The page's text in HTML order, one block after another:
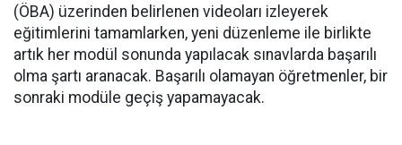
(ÖBA) üzerinden belirlenen videoları izleyerek
eğitimlerini tamamlarken, yeni düzenleme ile birlikte
artık her modül sonunda yapılacak sınavlarda başarılı
olma şartı aranacak. Başarılı olamayan öğretmenler, bir
sonraki modüle geçiş yapamayacak.